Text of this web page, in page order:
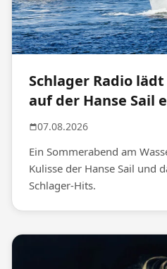
Schlager Radio
auf der Hanse Sail
07.08.2026
Ein Sommerabend am
Kulisse der Hanse Sail und
Schlager-Hits.